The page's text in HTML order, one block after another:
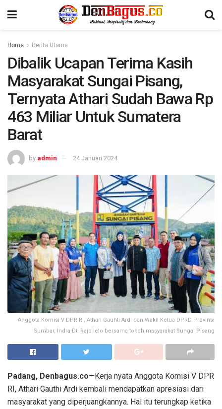
Home Berita Utama
Dibalik Ucapan Terima Kasih
Masyarakat Sungai Pisang,
Ternyata Athari Sudah Bawa Rp
463 Miliar Untuk Sumatera
Barat
by admin 24 Januari 2024
Anggota Komisi V DPR RI, Athari Gauhti Ardi dan Wakil Ketua DPRD Provinsi
Sumbar, Indra Dt, Rajo lelo bersama tokoh masyarakat Sungai Pisang
Padang, Denbagus.co—Kerja nyata Anggota Komisi V DPR
RI, Athari Gauthi Ardi kembali mendapatkan apresiasi dari
masyarakat yang diperjuangkannya. Hal itu terungkap ketika